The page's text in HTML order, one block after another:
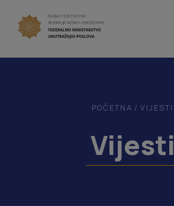
POČETNA / VIJESTI
Vijesti